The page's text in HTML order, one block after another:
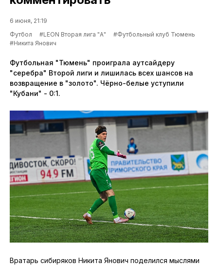
6 июня, 21:19
Футбол
#LEON Вторая лига "А"
#Футбольный клуб Тюмень
#Никита Янович
Футбольная "Тюмень" проиграла аутсайдеру
"серебра" Второй лиги и лишилась всех шансов на
возвращение в "золото". Чёрно-белые уступили
"Кубани" - 0:1.
Вратарь сибиряков Никита Янович поделился мыслями